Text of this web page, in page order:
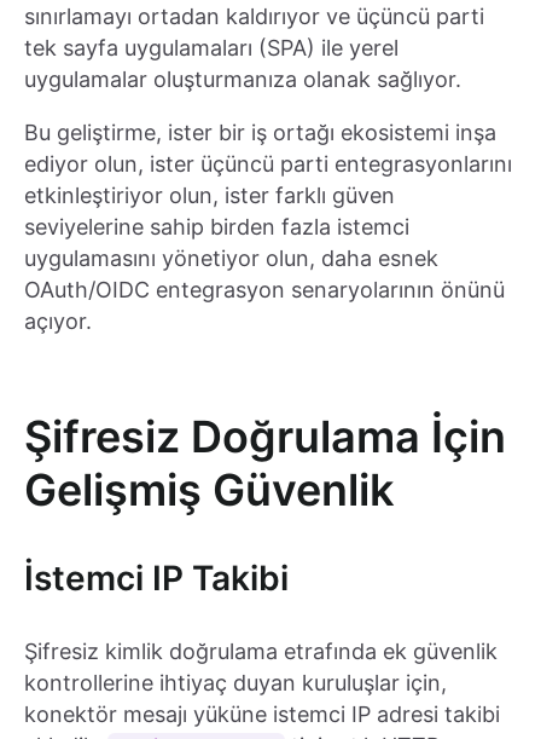
sınırlamayı ortadan kaldırıyor ve üçüncü parti
tek sayfa uygulamaları (SPA) ile yerel
uygulamalar oluşturmanıza olanak sağlıyor.
Bu geliştirme, ister bir iş ortağı ekosistemi inşa
ediyor olun, ister üçüncü parti entegrasyonlarını
etkinleştiriyor olun, ister farklı güven
seviyelerine sahip birden fazla istemci
uygulamasını yönetiyor olun, daha esnek
OAuth/OIDC entegrasyon senaryolarının önünü
açıyor.
Şifresiz Doğrulama İçin
Gelişmiş Güvenlik
İstemci IP Takibi
Şifresiz kimlik doğrulama etrafında ek güvenlik
kontrollerine ihtiyaç duyan kuruluşlar için,
konektör mesajı yüküne istemci IP adresi takibi